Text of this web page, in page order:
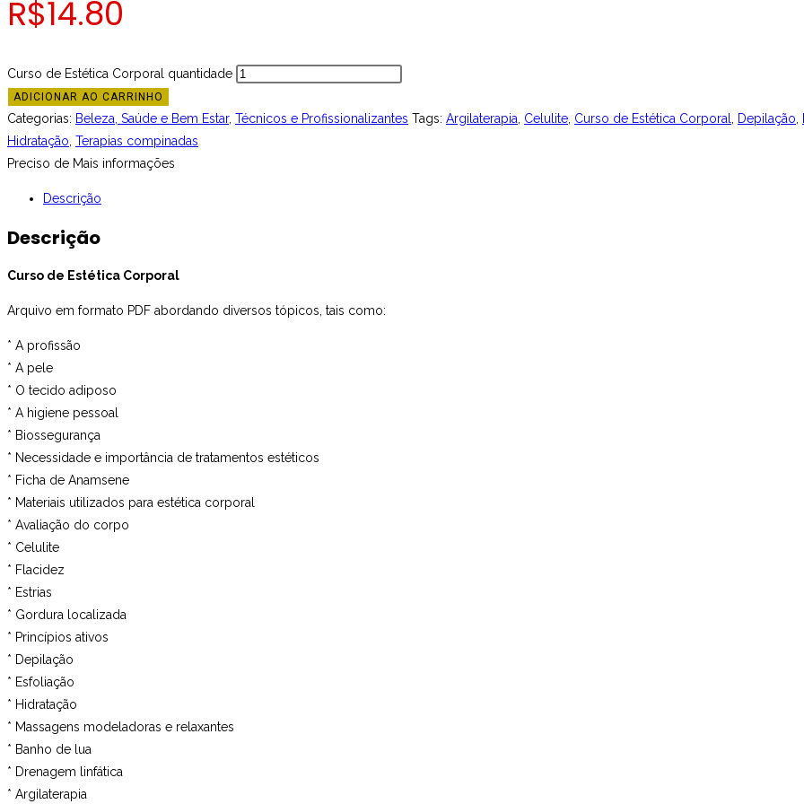
R$14.80
Curso de Estética Corporal quantidade
ADICIONAR AO CARRINHO
Categorias: Beleza, Saúde e Bem Estar, Técnicos e Profissionalizantes Tags: Argilaterapia Celulite Curso de Estética Corporal Depilação
Hidratação Terapias compinadas
Preciso de Mais informações
Descrição
Descrição
Curso de Estética Corporal
Arquivo em formato PDF abordando diversos tópicos, tais como:
* A profissão
* A pele
* O tecido adiposo
* A higiene pessoal
* Biossegurança
* Necessidade e importância de tratamentos estéticos
* Ficha de Anamsene
* Materiais utilizados para estética corporal
* Avaliação do corpo
* Celulite
* Flacidez
* Estrias
* Gordura localizada
* Princípios ativos
* Depilação
* Esfoliação
* Hidratação
* Massagens modeladoras e relaxantes
* Banho de lua
* Drenagem linfática
* Argilaterapia